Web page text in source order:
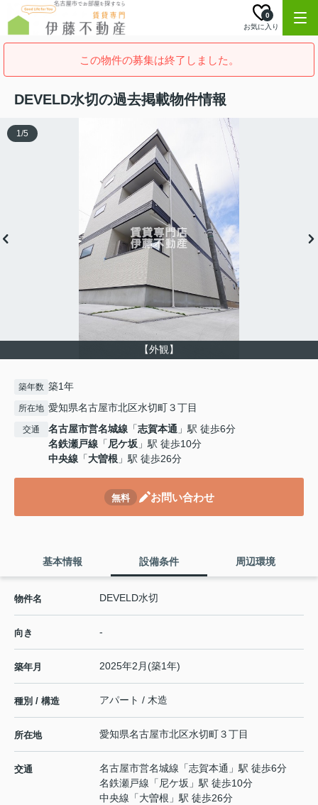
お気に入り
0
この物件の募集は終了しました。
DEVELD水切の過去掲載物件情報
【外観】
1/5
築年数 築1年
所在地 愛知県名古屋市北区水切町３丁目
交通 名古屋市営名城線 「志賀本通 」駅 徒歩6分
名鉄瀬戸線 「尼ケ坂 」駅 徒歩10分
中央線 「大曽根 」駅 徒歩26分
無料 お問い合わせ
基本情報 設備条件 周辺環境
物件名 DEVELD水切
向き -
築年月 2025年2月(築1年)
種別 / 構造 アパート / 木造
所在地 愛知県名古屋市北区水切町３丁目
交通 名古屋市営名城線 「志賀本通 」駅 徒歩6分
名鉄瀬戸線 「尼ケ坂 」駅 徒歩10分
中央線 「大曽根 」駅 徒歩26分